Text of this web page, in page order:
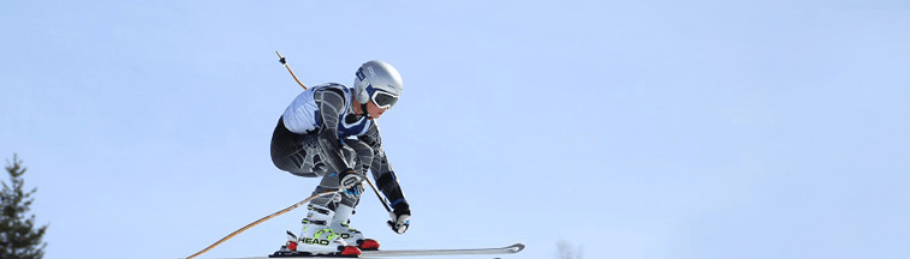
Exporter uniquement les colonnes affichées
<
>
Qui Sommes Nous